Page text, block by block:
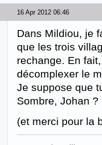
16 Apr 2012 06:46
Dans Mildiou, je
que les trois
rechange. En
décomplexer le
Je suppose que
Sombre, Johan ?
(et merci pour la